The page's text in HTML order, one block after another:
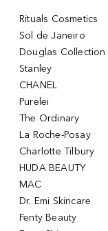
Rituals Cosmetics
Sol de Janeiro
Douglas Collection
Stanley
CHANEL
Purelei
The Ordinary
La Roche-Posay
Charlotte Tilbury
HUDA BEAUTY
MAC
Dr. Emi Skincare
Fenty Beauty